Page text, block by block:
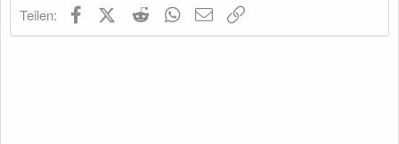
Teilen: FacebookX (Twitter)
Reddit WhatsApp
E-Mail